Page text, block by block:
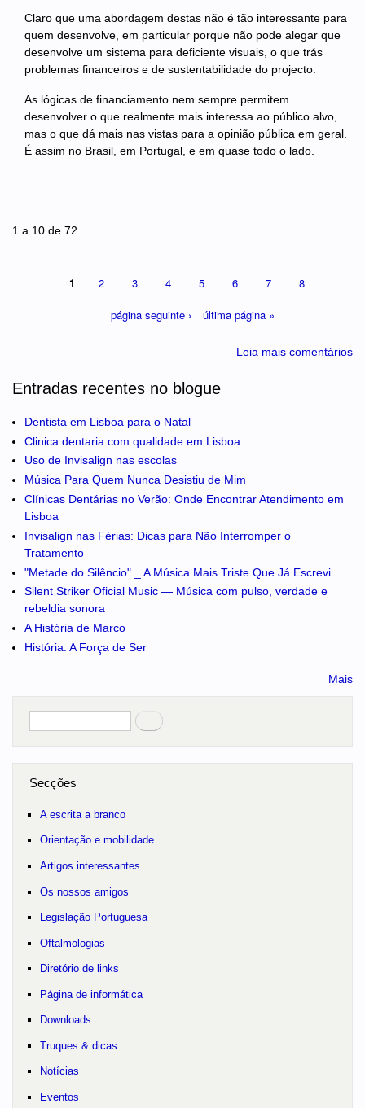
Claro que uma abordagem destas não é tão interessante para
quem desenvolve, em particular porque não pode alegar que
desenvolve um sistema para deficiente visuais, o que trás
problemas financeiros e de sustentabilidade do projecto.
As lógicas de financiamento nem sempre permitem
desenvolver o que realmente mais interessa ao público alvo,
mas o que dá mais nas vistas para a opinião pública em geral.
É assim no Brasil, em Portugal, e em quase todo o lado.
1 a 10 de 72
1 2 3 4 5 6 7 8
página seguinte › última página »
Leia mais comentários
Entradas recentes no blogue
Dentista em Lisboa para o Natal
Clinica dentaria com qualidade em Lisboa
Uso de Invisalign nas escolas
Música Para Quem Nunca Desistiu de Mim
Clínicas Dentárias no Verão: Onde Encontrar Atendimento em
Lisboa
Invisalign nas Férias: Dicas para Não Interromper o
Tratamento
"Metade do Silêncio" _ A Música Mais Triste Que Já Escrevi
Silent Striker Oficial Music — Música com pulso, verdade e
rebeldia sonora
A História de Marco
História: A Força de Ser
Mais
Pesquisar
Secções
A escrita a branco
Orientação e mobilidade
Artigos interessantes
Os nossos amigos
Legislação Portuguesa
Oftalmologias
Diretório de links
Página de informática
Downloads
Truques & dicas
Notícias
Eventos